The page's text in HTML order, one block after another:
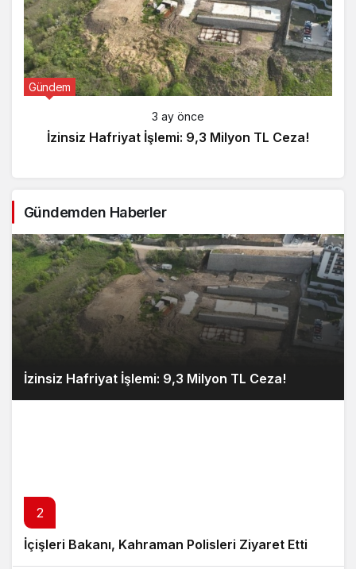
Gündem
3 ay önce
İzinsiz Hafriyat İşlemi: 9,3 Milyon TL Ceza!
Gündemden Haberler
İzinsiz Hafriyat İşlemi: 9,3 Milyon TL Ceza!
2
İçişleri Bakanı, Kahraman Polisleri Ziyaret Etti